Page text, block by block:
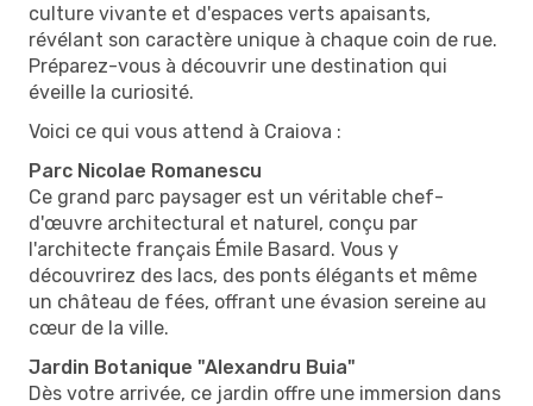
culture vivante et d'espaces verts apaisants,
révélant son caractère unique à chaque coin de rue.
Préparez-vous à découvrir une destination qui
éveille la curiosité.
Voici ce qui vous attend à Craiova :
Parc Nicolae Romanescu
Ce grand parc paysager est un véritable chef-
d'œuvre architectural et naturel, conçu par
l'architecte français Émile Basard. Vous y
découvrirez des lacs, des ponts élégants et même
un château de fées, offrant une évasion sereine au
cœur de la ville.
Jardin Botanique "Alexandru Buia"
Dès votre arrivée, ce jardin offre une immersion dans